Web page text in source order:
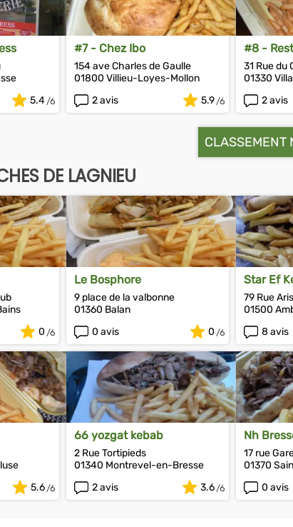
5.4
#7 - Chez Ibo
154 ave Charles de Gaulle
01800 Villieu-Loyes-Mollon
2 avis
5.9
#8 -
31 Rue du
01330
2 avis
CLASSEMENT
DE LAGNIEU
0
Le Bosphore
9 place de la valbonne
01360 Balan
0 avis
0
Star Ef
79 Rue
01500
8 avis
5.6
66 yozgat kebab
2 Rue Tortipieds
01340 Montrevel-en-Bresse
2 avis
3.6
Nh
17 rue
01370
0 avis